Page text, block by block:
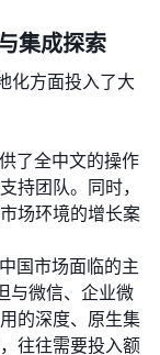
集成探索
化方面投入了大
了全中文的操作
持团队。同时，
场环境的增长案
国市场面临的主
与微信、企业微
的深度、原生集
往往需要投入额